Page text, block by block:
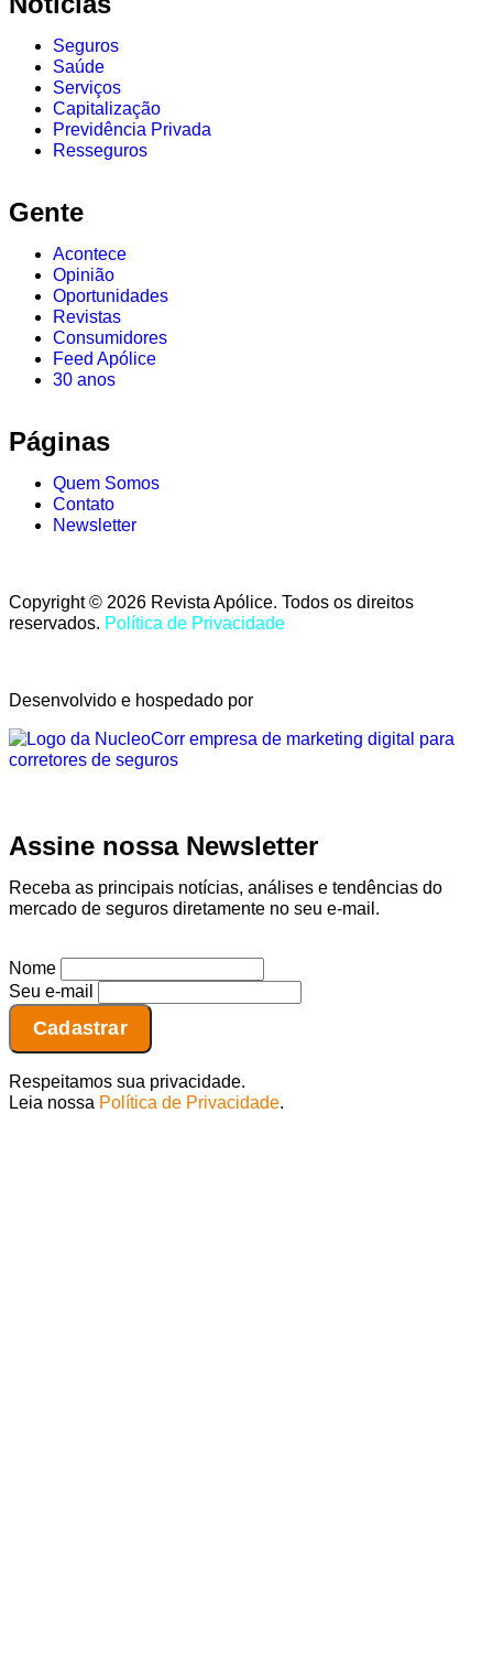
Seguros
Saúde
Serviços
Capitalização
Previdência Privada
Resseguros
Gente
Acontece
Opinião
Oportunidades
Revistas
Consumidores
Feed Apólice
30 anos
Páginas
Quem Somos
Contato
Newsletter
Copyright © 2026 Revista Apólice. Todos os direitos
reservados. Política de Privacidade
Desenvolvido e hospedado por
Assine nossa Newsletter
Receba as principais notícias, análises e tendências do
mercado de seguros diretamente no seu e-mail.
Nome
Seu e-mail
Respeitamos sua privacidade.
Leia nossa Política de Privacidade.